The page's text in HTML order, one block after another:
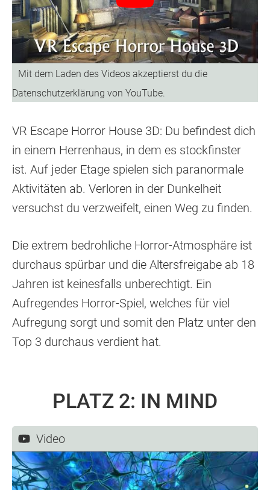
VR Escape Horror House 3D: Du befindest dich
in einem Herrenhaus, in dem es stockfinster
ist. Auf jeder Etage spielen sich paranormale
Aktivitäten ab. Verloren in der Dunkelheit
versuchst du verzweifelt, einen Weg zu finden.
Die extrem bedrohliche Horror-Atmosphäre ist
durchaus spürbar und die Altersfreigabe ab 18
Jahren ist keinesfalls unberechtigt. Ein
Aufregendes Horror-Spiel, welches für viel
Aufregung sorgt und somit den Platz unter den
Top 3 durchaus verdient hat.
PLATZ 2: IN MIND
Video